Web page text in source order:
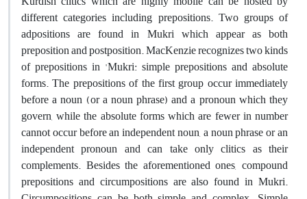
different categories including prepositions. Two groups of
adpositions are found in Mukri which appear as both
preposition and postposition. MacKenzie recognizes two kinds
of prepositions in 'Mukri: simple prepositions and absolute
forms. The prepositions of the first group occur immediately
before a noun (or a noun phrase) and a pronoun which they
govern, while the absolute forms which are fewer in number
cannot occur before an independent noun, a noun phrase or an
independent pronoun and can take only clitics as their
complements. Besides the aforementioned ones, compound
prepositions and circumpositions are also found in Mukri.